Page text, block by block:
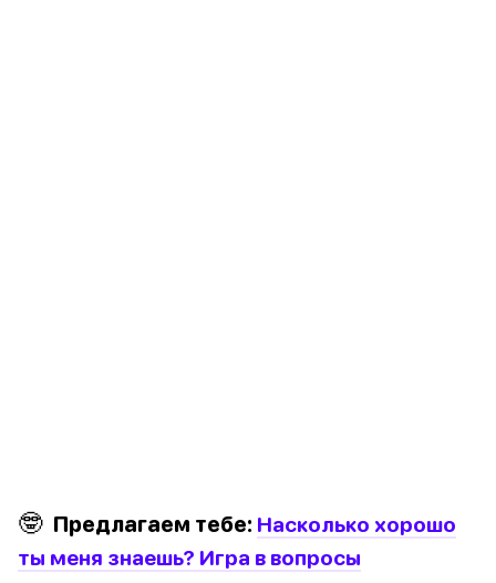
🤓 Предлагаем тебе: Насколько хорошо
ты меня знаешь? Игра в вопросы